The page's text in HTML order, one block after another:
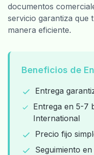
documentos
servicio garantiza que
manera eficiente.
Beneficios de
Entrega
Entrega en 5-7
International
Precio fijo
Seguimiento